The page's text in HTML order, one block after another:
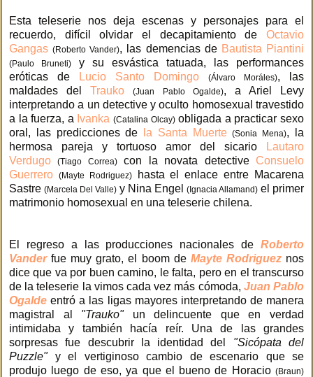
Esta teleserie nos deja escenas y personajes para el
recuerdo, difícil olvidar el decapitamiento de Octavio
Gangas (Roberto Vander), las demencias de Bautista Piantini
(Paulo Bruneti)
y su esvástica tatuada, las performances
eróticas de
Lucio Santo Domingo (Álvaro Moráles), las
maldades delTrauko (Juan Pablo Ogalde), a Ariel Levy
interpretando a un detective y oculto homosexual travestido
a la fuerza, a Ivanka (Catalina Olcay)obligada a practicar sexo
oral, las predicciones de
la Santa Muerte (Sonia Mena), la
hermosa pareja y tortuoso amor del sicario
Lautaro
Verdugo
(Tiago Correa)con la novata detectiveConsuelo
Guerrero (Mayte Rodriguez)hasta el enlace entre Macarena
Sastre (Marcela Del Valle) y Nina Engel (Ignacia Allamand) el primer
matrimonio homosexual en una teleserie chilena.
El regreso a las producciones nacionales de Roberto
Vanderfue muy grato, el boom de Mayte Rodrigueznos
dice que va por buen camino, le falta, pero en el transcurso
de la teleserie la vimos cada vez más cómoda, Juan Pablo
Ogalde entró a las ligas mayores interpretando de manera
magistral al "Trauko"un delincuente que en verdad
intimidaba y también hacía reír. Una de las grandes
sorpresas fue descubrir la identidad del "Sicópata del
Puzzle"y el vertiginoso cambio de escenario que se
produjo luego de eso, ya que el bueno de Horacio (Braun)